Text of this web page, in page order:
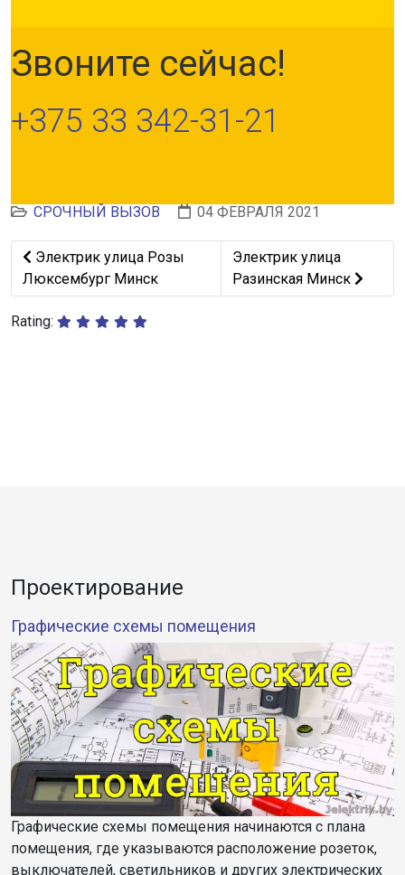
Звоните сейчас!
+375 33 342-31-21
СРОЧНЫЙ ВЫЗОВ 04 ФЕВРАЛЯ 2021
Предыдущий: Электрик улица Розы Люксембург
Электрик улица Розы
Люксембург Минск
Следующий: Электрик
Электрик улица
Разинская Минск
Rating:
Проектирование
Графические схемы помещения
Графические схемы помещения начинаются с плана
помещения, где указываются расположение розеток,
выключателей, светильников и других электрических